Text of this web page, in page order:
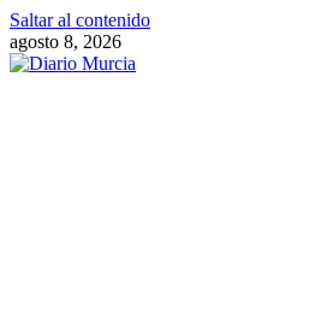
Saltar al contenido
agosto 8, 2026